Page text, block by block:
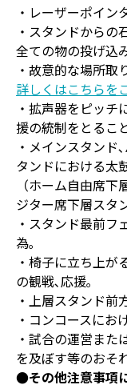
・レーザーポイン
・スタンドからの
全ての物の投げ込
・故意的な場所取
詳しくはこちらを
・拡声器をピッチ
援の統制をとるこ
・メインスタンド
タンドにおける太
（ホーム自由席
ジター席下層スタ
・スタンド最前フ
為｡
・椅子に立ち上が
の観戦､応援｡
・上層スタンド前
・コンコースにお
・試合の運営また
を及ぼす等のおそ
●その他注意事項